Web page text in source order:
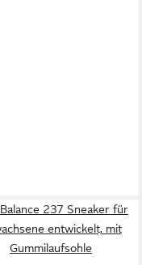
237 Sneaker für
entwickelt, mit
Gummilaufsohle